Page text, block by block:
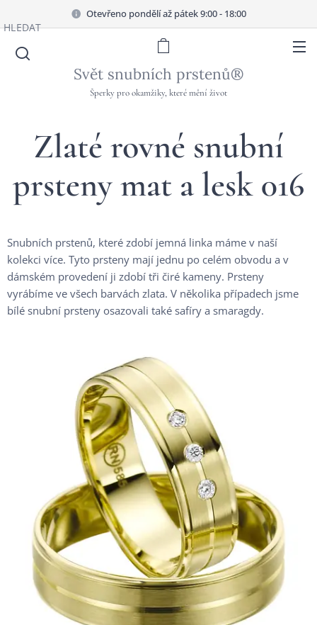
Otevřeno pondělí až pátek 9:00 - 18:00
Svět snubních prstenů®
Šperky pro okamžiky, které mění život
HLEDAT
Zlaté rovné snubní
prsteny mat a lesk 016
Snubních prstenů, které zdobí jemná linka máme v naší
kolekci více. Tyto prsteny mají jednu po celém obvodu a v
dámském provedení ji zdobí tři čiré kameny. Prsteny
vyrábíme ve všech barvách zlata. V několika případech jsme
bílé snubní prsteny osazovali také safíry a smaragdy.